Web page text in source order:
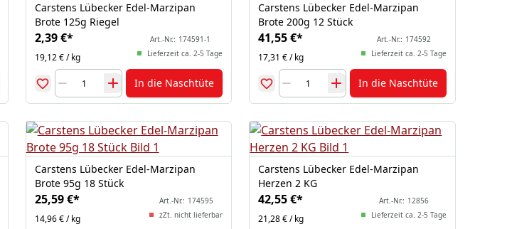
Carstens Lübecker Edel-Marzipan
Brote 125g Riegel
2,39 €*
19,12 € / kg
Art.-Nr.: 174591-1
Lieferzeit ca. 2-5 Tage
In die Naschtüte
Carstens Lübecker Edel-Marzipan
Brote 200g 12 Stück
41,55 €*
17,31 € / kg
Art.-Nr.: 174592
Lieferzeit ca. 2-5 Tage
In die Naschtüte
Carstens Lübecker Edel-Marzipan
Brote 95g 18 Stück
25,59 €*
14,96 € / kg
Art.-Nr.: 174595
zZt. nicht lieferbar
Carstens Lübecker Edel-Marzipan
Herzen 2 KG
42,55 €*
21,28 € / kg
Art.-Nr.: 12856
Lieferzeit ca. 2-5 Tage